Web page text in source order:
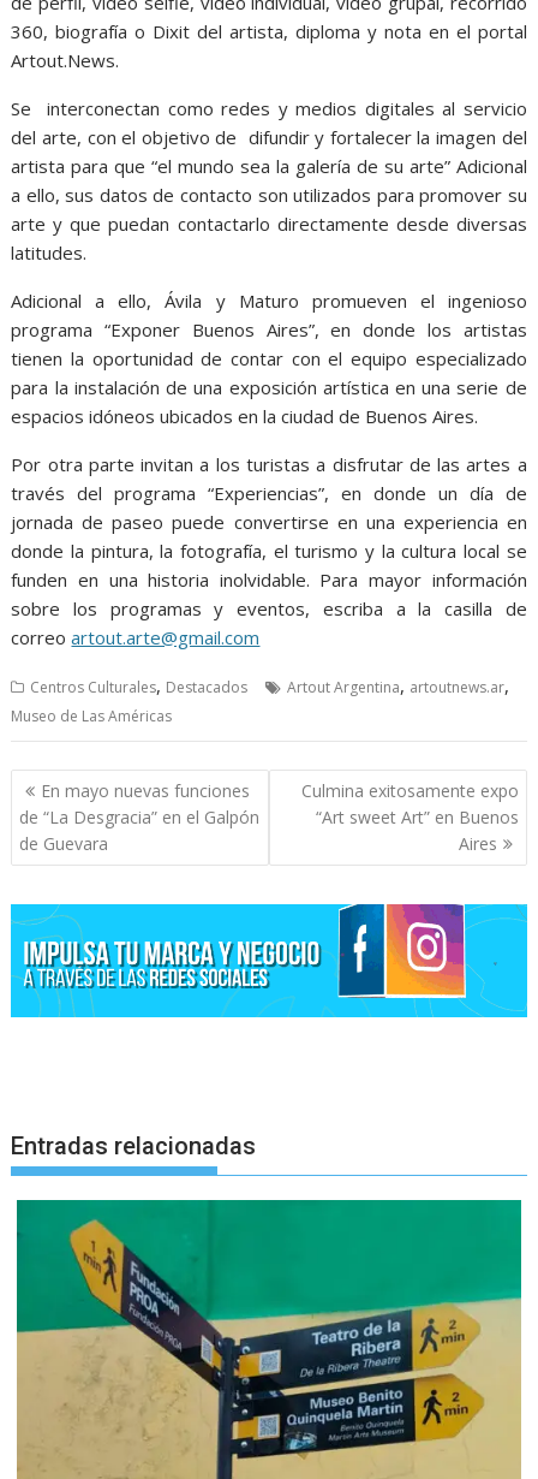
360, biografía o Dixit del artista, diploma y nota en el portal
Artout.News.
Se interconectan como redes y medios digitales al servicio
del arte, con el objetivo de difundir y fortalecer la imagen del
artista para que “el mundo sea la galería de su arte” Adicional
a ello, sus datos de contacto son utilizados para promover su
arte y que puedan contactarlo directamente desde diversas
latitudes.
Adicional a ello, Ávila y Maturo promueven el ingenioso
programa “Exponer Buenos Aires”, en donde los artistas
tienen la oportunidad de contar con el equipo especializado
para la instalación de una exposición artística en una serie de
espacios idóneos ubicados en la ciudad de Buenos Aires.
Por otra parte invitan a los turistas a disfrutar de las artes a
través del programa “Experiencias”, en donde un día de
jornada de paseo puede convertirse en una experiencia en
donde la pintura, la fotografía, el turismo y la cultura local se
funden en una historia inolvidable. Para mayor información
sobre los programas y eventos, escriba a la casilla de
correoartout.arte@gmail.com
Centros Culturales, Destacados Artout Argentina, artoutnews.ar,
Museo de Las Américas
Navegación
de
entradas
En mayo nuevas funciones
de “La Desgracia” en el Galpón
de Guevara
Culmina exitosamente expo
“Art sweet Art” en Buenos
Aires
Entradas relacionadas